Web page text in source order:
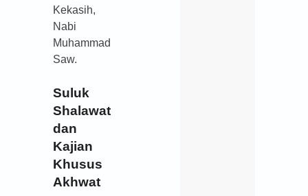
Kekasih,
Nabi
Muhammad
Saw.
Suluk
Shalawat
dan
Kajian
Khusus
Akhwat